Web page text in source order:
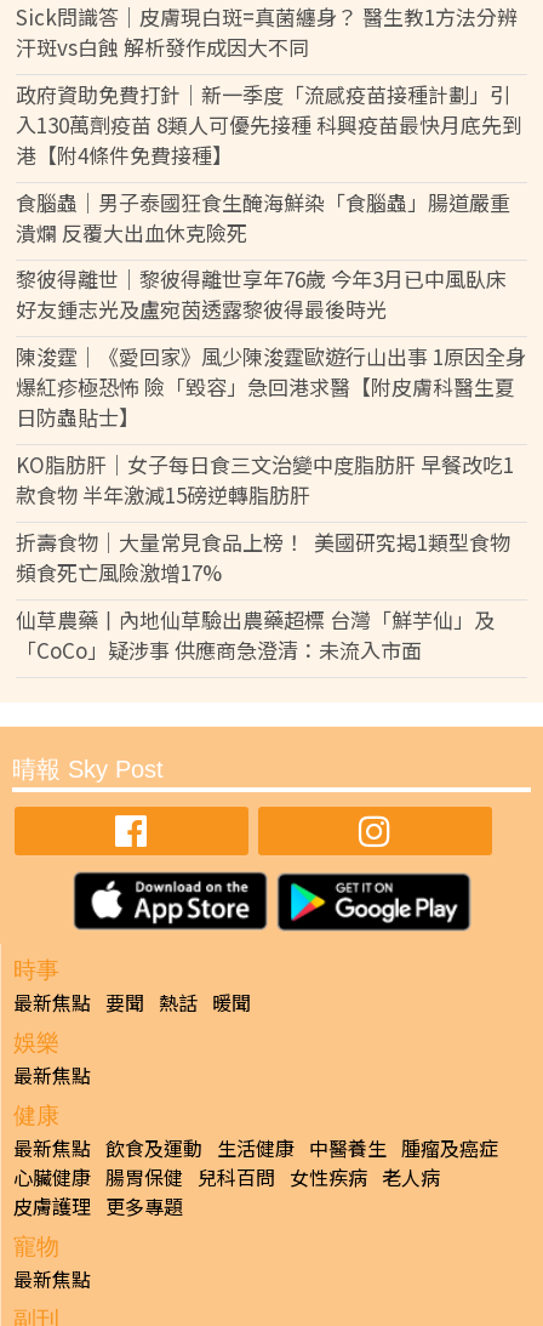
Sick問識答｜皮膚現白斑=真菌纏身？ 醫生教1方法分辨
汗斑vs白蝕 解析發作成因大不同
政府資助免費打針｜新一季度「流感疫苗接種計劃」引
入130萬劑疫苗 8類人可優先接種 科興疫苗最快月底先到
港【附4條件免費接種】
食腦蟲｜男子泰國狂食生醃海鮮染「食腦蟲」腸道嚴重
潰爛 反覆大出血休克險死
黎彼得離世｜黎彼得離世享年76歲 今年3月已中風臥床
好友鍾志光及盧宛茵透露黎彼得最後時光
陳浚霆｜《愛回家》風少陳浚霆歐遊行山出事 1原因全身
爆紅疹極恐怖 險「毀容」急回港求醫【附皮膚科醫生夏
日防蟲貼士】
KO脂肪肝｜女子每日食三文治變中度脂肪肝 早餐改吃1
款食物 半年激減15磅逆轉脂肪肝
折壽食物｜大量常見食品上榜！ 美國研究揭1類型食物
頻食死亡風險激增17%
仙草農藥丨內地仙草驗出農藥超標 台灣「鮮芋仙」及
「CoCo」疑涉事 供應商急澄清：未流入市面
晴報 Sky Post
時事
最新焦點 要聞 熱話 暖聞
娛樂
最新焦點
健康
最新焦點 飲食及運動 生活健康 中醫養生 腫瘤及癌症
心臟健康 腸胃保健 兒科百問 女性疾病 老人病
皮膚護理 更多專題
寵物
最新焦點
副刊